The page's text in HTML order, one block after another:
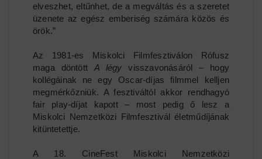
elveszhet, eltűnhet, de a megváltás és a szeretet
üzenete az egész emberiség számára közös és
örök.”
Az 1981-es Miskolci Filmfesztiválon Rófusz
maga döntött A légy visszavonásáról – hogy
kollégáinak ne egy Oscar-díjas filmmel kelljen
megmérkőzniük. A fesztiváltól akkor rendhagyó
fair play-díjat kapott – most pedig ő lesz a
Miskolci Nemzetközi Filmfesztivál életműdíjának
kitüntetettje.
A 18. CineFest Miskolci Nemzetközi